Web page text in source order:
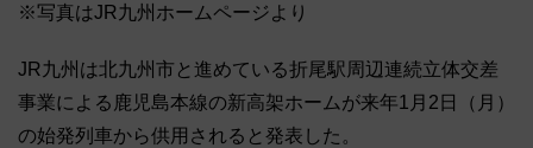
※写真はJR九州ホームページより
JR九州は北九州市と進めている折尾駅周辺連続立体交差
事業による鹿児島本線の新高架ホームが来年1月2日（月）
の始発列車から供用されると発表した。